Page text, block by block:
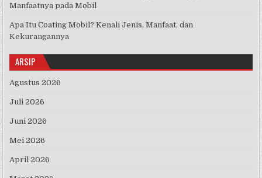
Manfaatnya pada Mobil
Apa Itu Coating Mobil? Kenali Jenis, Manfaat, dan
Kekurangannya
ARSIP
Agustus 2026
Juli 2026
Juni 2026
Mei 2026
April 2026